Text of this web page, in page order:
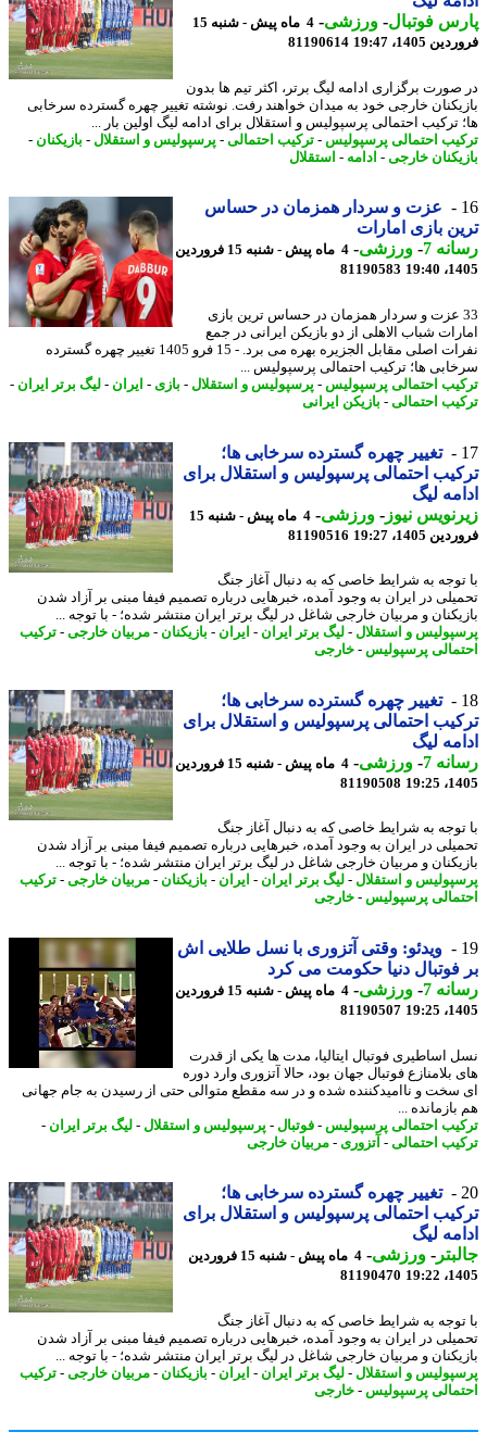
فوتبال-ورزشی-
4 ماه پیش - شنبه 15
1405، 19:47
81190614
برگزاری ادامه لیگ برتر، اکثر تیم ها بدون
خارجی خود به میدان خواهند رفت. نوشته تغییر چهره گسترده سرخابی
ترکیب احتمالی پرسپولیس و استقلال برای ادامه لیگ اولین بار ...
احتمالی پرسپولیس-ترکیب احتمالی-پرسپولیس و استقلال-بازیکنان-
خارجی-ادامه - استقلال
عزت و سردار همزمان در حساس
بازی امارات
7
-ورزشی-
4 ماه پیش - شنبه 15 فروردین
81190583
عزت و سردار همزمان در حساس ترین بازی
شباب الاهلی از دو بازیکن ایرانی در جمع
نفرات اصلی مقابل الجزیره بهره می برد. - 15 فرو 1405 تغییر چهره گسترده
ها؛ ترکیب احتمالی پرسپولیس ...
احتمالی پرسپولیس-پرسپولیس و استقلال-بازی - ایران - لیگ برتر ایران -
احتمالی-بازیکن ایرانی
تغییر چهره گسترده سرخابی ها؛
احتمالی پرسپولیس و استقلال برای
لیگ
نیوز-ورزشی-
4 ماه پیش - شنبه 15
1405، 19:27
81190516
به شرایط خاصی که به دنبال آغاز جنگ
در ایران به وجود آمده، خبرهایی درباره تصمیم فیفا مبنی بر آزاد شدن
و مربیان خارجی شاغل در لیگ برتر ایران منتشر شده؛ - با توجه ...
و استقلال-لیگ برتر ایران - ایران - بازیکنان-مربیان خارجی-ترکیب
پرسپولیس-خارجی
تغییر چهره گسترده سرخابی ها؛
احتمالی پرسپولیس و استقلال برای
لیگ
7
-ورزشی-
4 ماه پیش - شنبه 15 فروردین
81190508
به شرایط خاصی که به دنبال آغاز جنگ
در ایران به وجود آمده، خبرهایی درباره تصمیم فیفا مبنی بر آزاد شدن
و مربیان خارجی شاغل در لیگ برتر ایران منتشر شده؛ - با توجه ...
و استقلال-لیگ برتر ایران - ایران - بازیکنان-مربیان خارجی-ترکیب
پرسپولیس-خارجی
ویدئو: وقتی آتزوری با نسل طلایی اش
فوتبال دنیا حکومت می کرد
7
-ورزشی-
4 ماه پیش - شنبه 15 فروردین
81190507
اساطیری فوتبال ایتالیا، مدت ها یکی از قدرت
بلامنازع فوتبال جهان بود، حالا آتزوری وارد دوره
و ناامیدکننده شده و در سه مقطع متوالی حتی از رسیدن به جام جهانی
...
احتمالی پرسپولیس-فوتبال-پرسپولیس و استقلال-لیگ برتر ایران -
احتمالی-آتزوری - مربیان خارجی
تغییر چهره گسترده سرخابی ها؛
احتمالی پرسپولیس و استقلال برای
لیگ
-ورزشی-
4 ماه پیش - شنبه 15 فروردین
81190470
به شرایط خاصی که به دنبال آغاز جنگ
در ایران به وجود آمده، خبرهایی درباره تصمیم فیفا مبنی بر آزاد شدن
و مربیان خارجی شاغل در لیگ برتر ایران منتشر شده؛ - با توجه ...
و استقلال-لیگ برتر ایران - ایران - بازیکنان-مربیان خارجی-ترکیب
پرسپولیس-خارجی